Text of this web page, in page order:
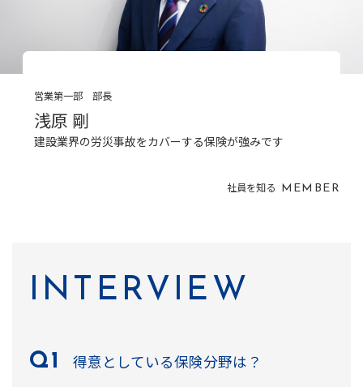
営業第一部 部長
浅原 剛
建設業界の労災事故をカバーする保険が強みです
社員を知る MEMBER
INTERVIEW
得意としている保険分野は？